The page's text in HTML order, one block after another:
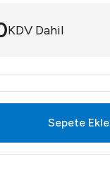
KDV Dahil
Sepete Ekle